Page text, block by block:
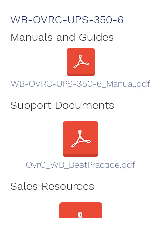
WB-OVRC-UPS-350-6
WB-OVRC-UPS-350-6_Manual.pdf
Manuals and Guides
Support Documents
OvrC_WB_BestPractice.pdf
Sales Resources